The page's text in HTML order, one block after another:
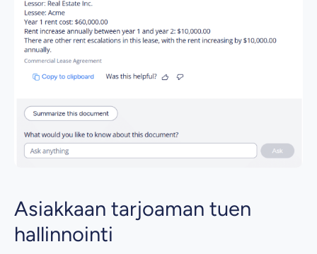
Asiakkaan tarjoaman tuen
hallinnointi